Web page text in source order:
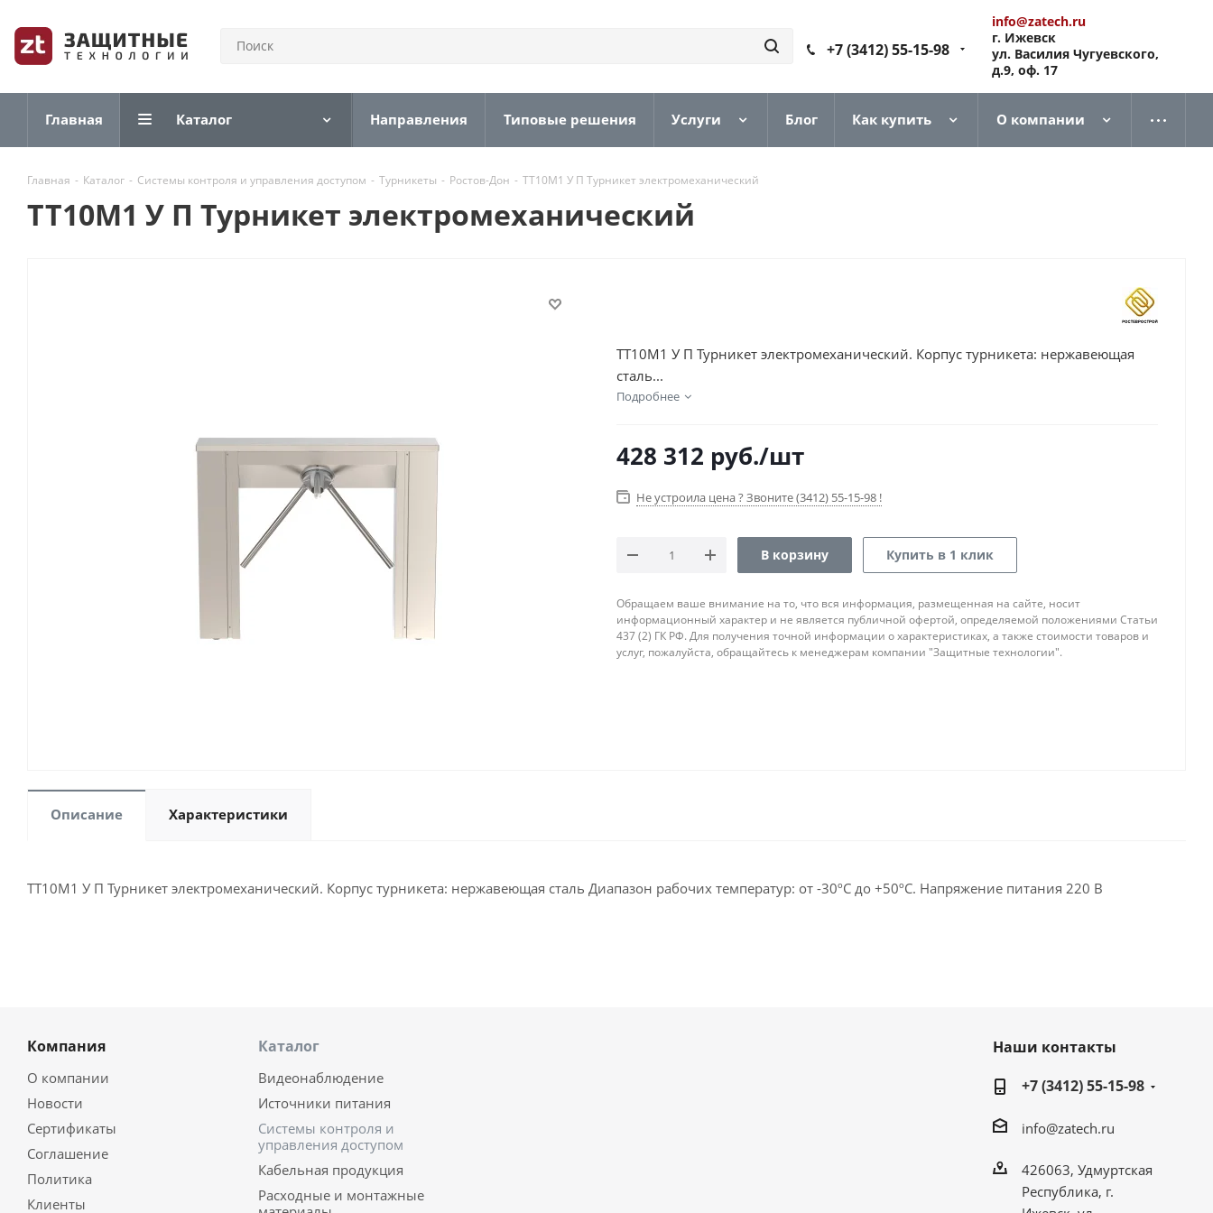
+7 (3412) 55-15-98
info@zatech.ru
г. Ижевск
ул. Василия Чугуевского,
д.9, оф. 17
Главная Каталог Направления Типовые решения Услуги Блог Как купить О компании
Главная - Каталог - Системы контроля и управления доступом - Турникеты - Ростов-Дон - ТТ10М1 У П Турникет электромеханический
ТТ10М1 У П Турникет электромеханический
ТТ10М1 У П Турникет электромеханический. Корпус турникета: нержавеющая
сталь...
Подробнее
428 312 руб./шт
Не устроила цена ? Звоните (3412) 55-15-98 !
В корзину Купить в 1 клик
Обращаем ваше внимание на то, что вся информация, размещенная на сайте, носит
информационный характер и не является публичной офертой, определяемой положениями Статьи
437 (2) ГК РФ. Для получения точной информации о характеристиках, а также стоимости товаров и
услуг, пожалуйста, обращайтесь к менеджерам компании "Защитные технологии".
Описание Характеристики
ТТ10М1 У П Турникет электромеханический. Корпус турникета: нержавеющая сталь Диапазон рабочих температур: от -30ºС до +50ºС. Напряжение питания 220 В
Компания
О компании
Новости
Сертификаты
Соглашение
Политика
Клиенты
Каталог
Видеонаблюдение
Источники питания
Системы контроля и
управления доступом
Кабельная продукция
Расходные и монтажные
Наши контакты
+7 (3412) 55-15-98
info@zatech.ru
426063, Удмуртская
Республика, г.